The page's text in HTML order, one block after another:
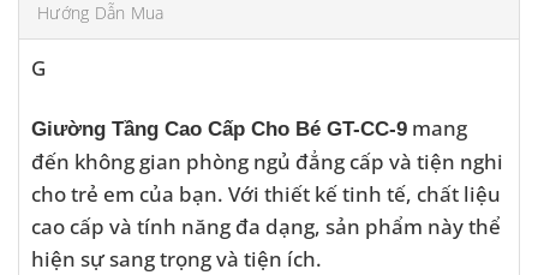
Hướng Dẫn Mua
G
Giường Tầng Cao Cấp Cho Bé GT-CC-9 mang
đến không gian phòng ngủ đẳng cấp và tiện nghi
cho trẻ em của bạn. Với thiết kế tinh tế, chất liệu
cao cấp và tính năng đa dạng, sản phẩm này thể
hiện sự sang trọng và tiện ích.